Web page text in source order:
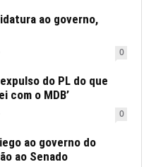
ao governo,
0
do PL do que
com o MDB’
0
ao governo do
ao Senado